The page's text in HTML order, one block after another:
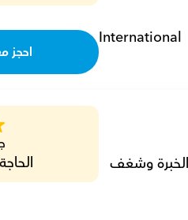
International
احجز